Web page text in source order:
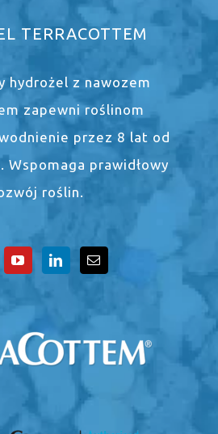
TERRACOTTEM
hydrożel z nawozem
zapewni roślinom
przez 8 lat od
Wspomaga prawidłowy
roślin.